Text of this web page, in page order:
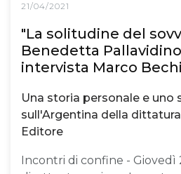
21/04/2021
"La solitudine del
Benedetta Pallavidino
intervista Marco
Una storia personale e
sull'Argentina della
Editore
Incontri di confine - Giovedì